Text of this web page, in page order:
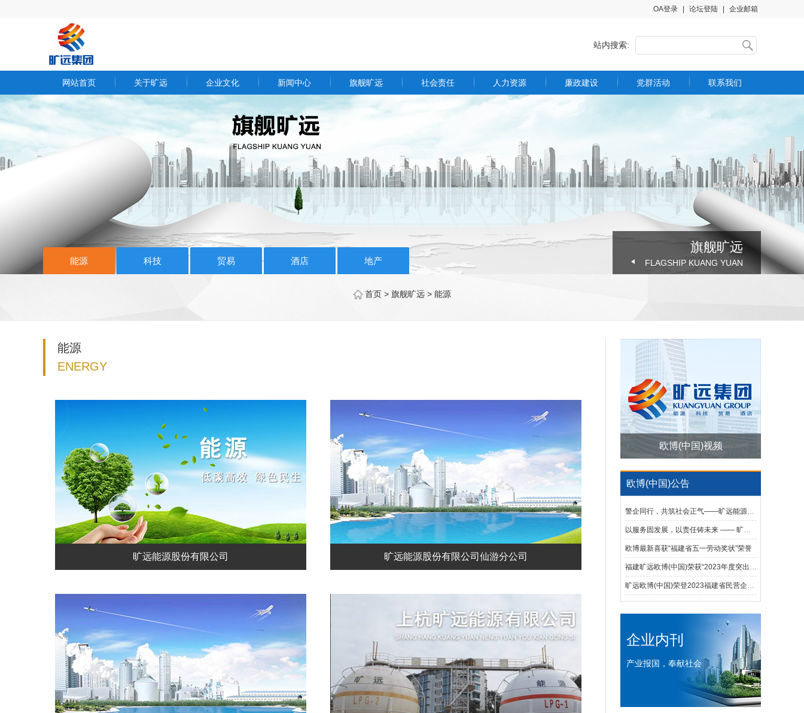
OA登录 论坛登陆 企业邮箱
站内搜索:
网站首页 关于旷远 企业文化 新闻中心 旗舰旷远 社会责任 人力资源 廉政建设 党群活动 联系我们
欧博(中国)简介
总裁寄语
发展历程
资质荣誉
企业内刊
员工风采
欧博(中国)公告
欧博(中国)资讯
行业动态
视频中心
能源
酒店
地产
爱心捐赠
绿色环保
招聘信息
友爱旷远
举报渠道
旗舰旷远
FLAGSHIP KUANG YUAN
能源 科技 贸易 酒店 地产
首页 > 旗舰旷远 > 能源
能源
ENERGY
旷远能源股份有限公司 旷远能源股份有限公司仙游分公司
欧博(中国)视频
欧博(中国)公告
警企同行，共筑社会正气——旷远能源向省公安民警英烈基金会捐赠20万元
以服务固发展，以责任铸未来 —— 旷远欧博(中国)蝉联2024福建省服务业100强并荣获省社会责任100佳荣誉称号
欧博最新喜获“福建省五一劳动奖状”荣誉
福建旷远欧博(中国)荣获“2023年度突出经济贡献企业特等奖”荣誉称号
旷远欧博(中国)荣登2023福建省民营企业百强榜
企业内刊
产业报国，奉献社会